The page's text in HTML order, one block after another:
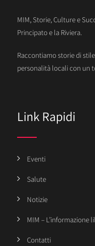
MIM, Storie, Culture e
Principato e la Riviera.
Raccontiamo storie di
personalità locali con un
Link Rapidi
Eventi
Salute
Notizie
MIM – L’informazione
Contatti